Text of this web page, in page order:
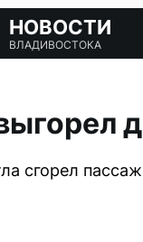
НОВОСТИ
ВЛАДИВОСТОКА
сгорел